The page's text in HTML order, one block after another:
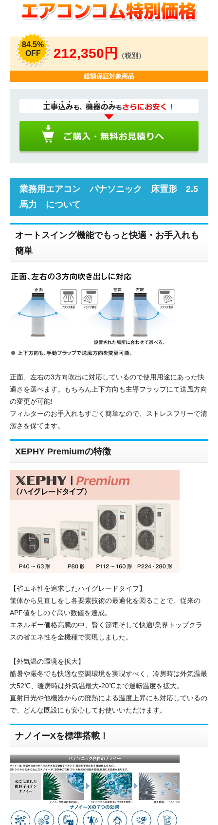
84.5%
OFF
212,350円 （税別）
総額保証対象商品
業務用エアコン パナソニック 床置形 2.5
馬力 について
オートスイング機能でもっと快適・お手入れも
簡単
正面、左右の3方向吹出に対応しているので使用用途にあった快
適さを選べます。もちろん上下方向も主導フラップにて送風方向
の変更が可能!
フィルターのお手入れもすごく簡単なので、ストレスフリーで清
潔さを保てます。
XEPHY Premiumの特徴
【省エネ性を追求したハイグレードタイプ】
筐体から見直しをし各要素技術の最適化を図ることで、従来の
APF値をしのぐ高い数値を達成。
エネルギー価格高騰の中、賢く節電そして快適!業界トップクラ
スの省エネ性を全機種で実現しました。
【外気温の環境を拡大】
酷暑や厳冬でも快適な空調環境を実現すべく、冷房時は外気温最
大52℃、暖房時は外気温最大-20℃まで運転温度を拡大。
直射日光や他機器からの廃熱による温度上昇にも対応しているの
で、どんな既設にも安心してお使いいただけます。
ナノイーXを標準搭載！